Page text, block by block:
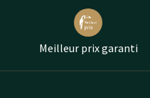
Meilleur prix garanti